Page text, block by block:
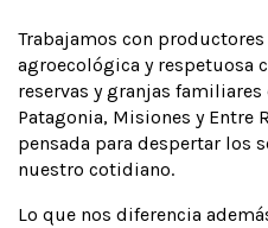
Trabajamos con
agroecológica y respetuosa
reservas y granjas
Patagonia, Misiones y Entre
pensada para despertar los
nuestro cotidiano.
Lo que nos diferencia